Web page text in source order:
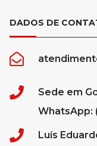
DADOS DE
Sede em
WhatsApp:
Luís